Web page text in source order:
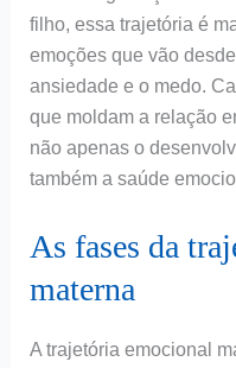
filho, essa trajetória é
emoções que vão
ansiedade e o medo.
que moldam a relação
não apenas o
também a saúde
As fases da
materna
A trajetória emocional